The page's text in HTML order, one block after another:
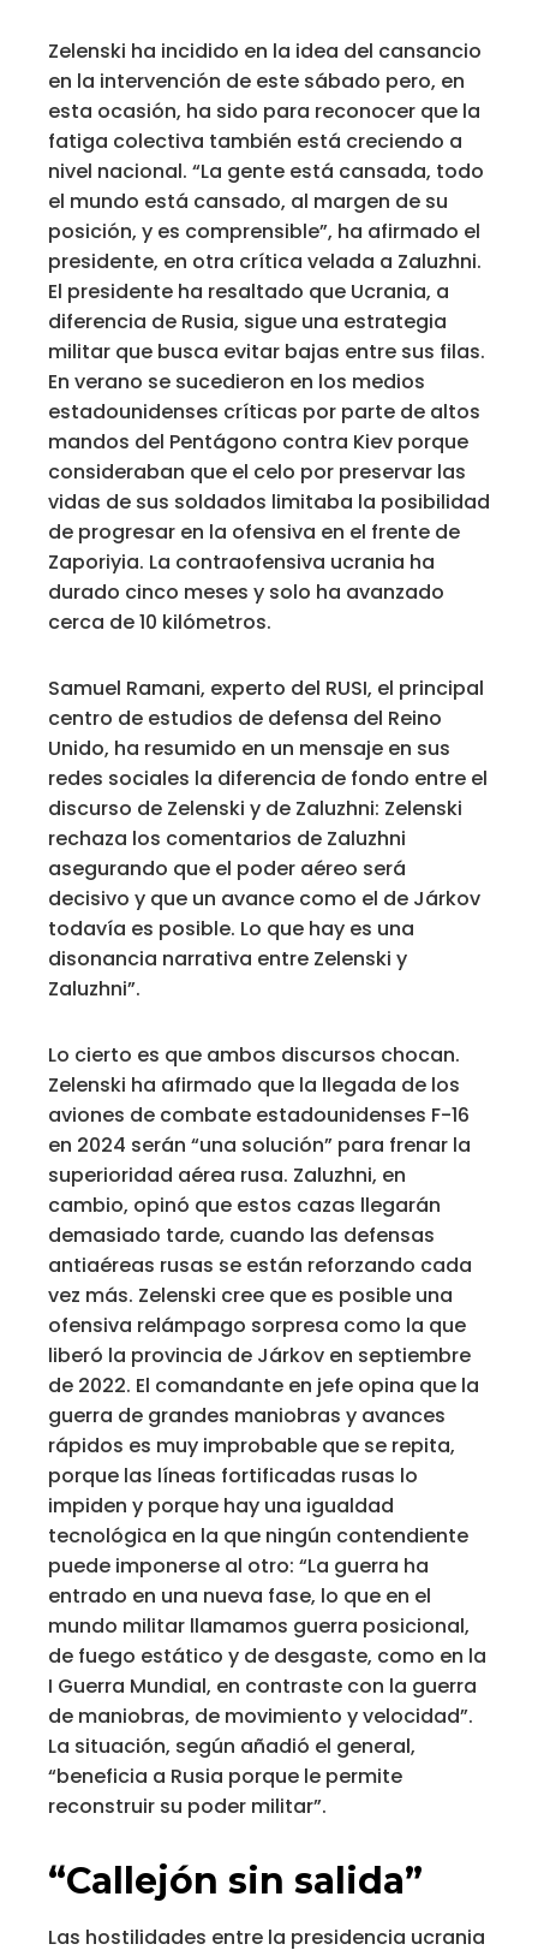
Zelenski ha incidido en la idea del cansancio
en la intervención de este sábado pero, en
esta ocasión, ha sido para reconocer que la
fatiga colectiva también está creciendo a
nivel nacional. “La gente está cansada, todo
el mundo está cansado, al margen de su
posición, y es comprensible”, ha afirmado el
presidente, en otra crítica velada a Zaluzhni.
El presidente ha resaltado que Ucrania, a
diferencia de Rusia, sigue una estrategia
militar que busca evitar bajas entre sus filas.
En verano se sucedieron en los medios
estadounidenses críticas por parte de altos
mandos del Pentágono contra Kiev porque
consideraban que el celo por preservar las
vidas de sus soldados limitaba la posibilidad
de progresar en la ofensiva en el frente de
Zaporiyia. La contraofensiva ucrania ha
durado cinco meses y solo ha avanzado
cerca de 10 kilómetros.
Samuel Ramani, experto del RUSI, el principal
centro de estudios de defensa del Reino
Unido, ha resumido en un mensaje en sus
redes sociales la diferencia de fondo entre el
discurso de Zelenski y de Zaluzhni: Zelenski
rechaza los comentarios de Zaluzhni
asegurando que el poder aéreo será
decisivo y que un avance como el de Járkov
todavía es posible. Lo que hay es una
disonancia narrativa entre Zelenski y
Zaluzhni”.
Lo cierto es que ambos discursos chocan.
Zelenski ha afirmado que la llegada de los
aviones de combate estadounidenses F-16
en 2024 serán “una solución” para frenar la
superioridad aérea rusa. Zaluzhni, en
cambio, opinó que estos cazas llegarán
demasiado tarde, cuando las defensas
antiaéreas rusas se están reforzando cada
vez más. Zelenski cree que es posible una
ofensiva relámpago sorpresa como la que
liberó la provincia de Járkov en septiembre
de 2022. El comandante en jefe opina que la
guerra de grandes maniobras y avances
rápidos es muy improbable que se repita,
porque las líneas fortificadas rusas lo
impiden y porque hay una igualdad
tecnológica en la que ningún contendiente
puede imponerse al otro: “La guerra ha
entrado en una nueva fase, lo que en el
mundo militar llamamos guerra posicional,
de fuego estático y de desgaste, como en la
I Guerra Mundial, en contraste con la guerra
de maniobras, de movimiento y velocidad”.
La situación, según añadió el general,
“beneficia a Rusia porque le permite
reconstruir su poder militar”.
“Callejón sin salida”
Las hostilidades entre la presidencia ucrania